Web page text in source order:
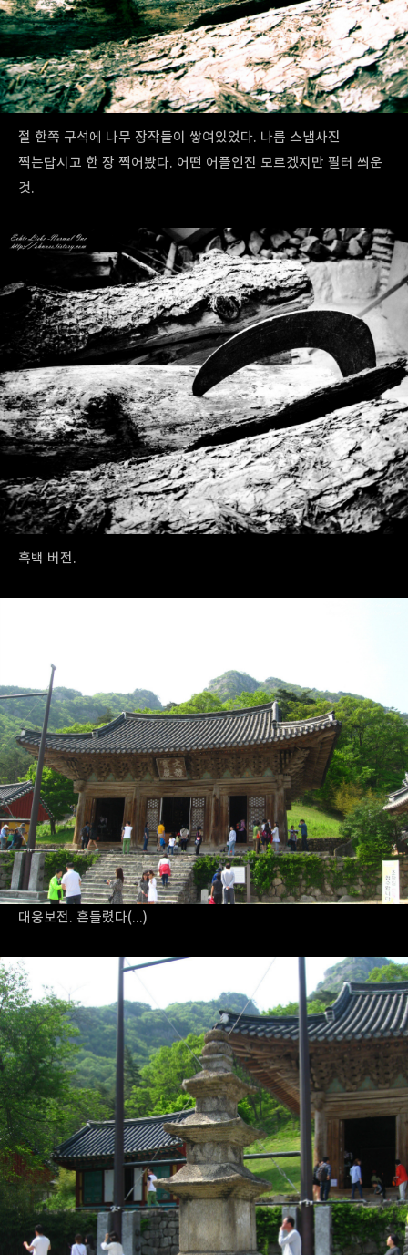
절 한쪽 구석에 나무 장작들이 쌓여있었다. 나름 스냅사진
찍는답시고 한 장 찍어봤다. 어떤 어플인진 모르겠지만 필터 씌운
것.
흑백 버전.
대웅보전. 흔들렸다(...)